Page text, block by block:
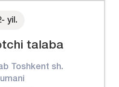
yil.
talaba
Toshkent sh.